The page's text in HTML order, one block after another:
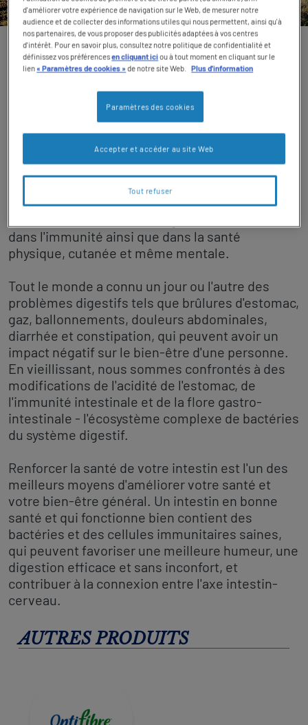
FR TOGGLE DROPDOWN
Social revamp v2
Notre expertise
Qu'est-ce que la santé
intestinale?
La santé intestinale concerne la digestion et
l'absorption des nutriments ainsi que l'équilibre
des micro-organismes vivant dans votre tube
digestif. S'assurer que ces micro-organismes
dans l'immunité ainsi que dans la santé
physique, cutanée et même mentale.
Tout le monde a connu un jour ou l'autre des
problèmes digestifs tels que brûlures d'estomac,
gaz, ballonnements, douleurs abdominales,
diarrhée et constipation, qui peuvent avoir un
impact négatif sur le bien-être d'une personne.
En vieillissant, nous sommes confrontés à des
modifications de l'acidité de l'estomac, de
l'immunité intestinale et de la flore gastro-
intestinale - l'écosystème complexe de bactéries
du système digestif.
Renforcer la santé de votre intestin est l'un des
meilleurs moyens d'améliorer votre santé et
votre bien-être général. Un intestin en bonne
santé et qui fonctionne bien contient des
bactéries et des cellules immunitaires saines,
qui peuvent favoriser une meilleure humeur, une
digestion efficace et sans inconfort, et
contribuer à la connexion entre l'axe intestin-
cerveau.
AUTRES PRODUITS
d'améliorer votre expérience de navigation sur le Web, de mesurer notre
audience et de collecter des informations utiles qui nous permettent, ainsi qu'à
nos partenaires, de vous proposer des publicités adaptées à vos centres
d'intérêt. Pour en savoir plus, consultez notre politique de confidentialité et
définissez vos préférencesen cliquant iciou à tout moment en cliquant sur le
lien« Paramètres de cookies » de notre site Web. Plus d'information
Paramètres des cookies
Tout refuser
Accepter et accéder au site Web